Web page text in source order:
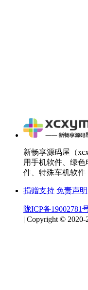
新畅享源码屋（
用手机软件、绿
件、特殊车机软件
捐赠支持 免责声明
陇ICP备19002781
| Copyright © 2020-